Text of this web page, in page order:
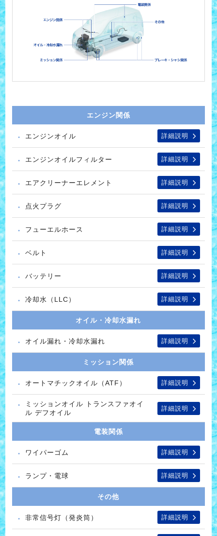
エンジン関係
エンジンオイル 詳細説明
エンジンオイルフィルター 詳細説明
エアクリーナーエレメント 詳細説明
点火プラグ 詳細説明
フューエルホース 詳細説明
ベルト 詳細説明
バッテリー 詳細説明
冷却水（LLC） 詳細説明
オイル・冷却水漏れ
オイル漏れ・冷却水漏れ 詳細説明
ミッション関係
オートマチックオイル（ATF） 詳細説明
ミッションオイル トランスファオイ
ル デフオイル
詳細説明
電装関係
ワイパーゴム 詳細説明
ランプ・電球 詳細説明
その他
非常信号灯（発炎筒） 詳細説明